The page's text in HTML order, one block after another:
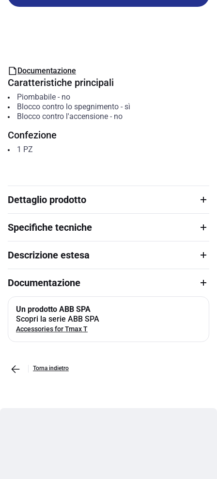
Documentazione
Caratteristiche principali
Piombabile- no
Blocco contro lo spegnimento- sì
Blocco contro l'accensione- no
Confezione
1 PZ
Dettaglio prodotto
Specifiche tecniche
Descrizione estesa
Documentazione
Un prodotto ABB SPA
Scopri la serie ABB SPA
Accessories for Tmax T
Torna indietro